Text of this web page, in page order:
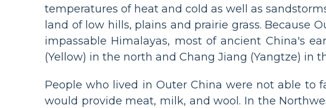
temperatures of heat and cold as well as
land of low hills, plains and prairie grass.
impassable Himalayas, most of ancient China's
(Yellow) in the north and Chang Jiang (Yangtze) in
People who lived in Outer China were not able to
would provide meat, milk, and wool. In the